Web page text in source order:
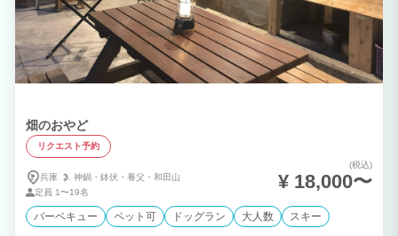
畑のおやど
リクエスト予約
兵庫 神鍋・ 鉢伏・ 養父・ 和田山
定員 1〜19名
(税込)
¥ 18,000〜
バーベキュー ペット可 ドッグラン 大人数 スキー